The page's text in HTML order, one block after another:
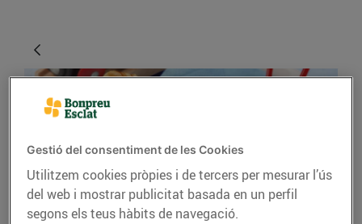
Gestió del consentiment de les Cookies
Utilitzem cookies pròpies i de tercers per mesurar l’ús
del web i mostrar publicitat basada en un perfil
segons els teus hàbits de navegació.